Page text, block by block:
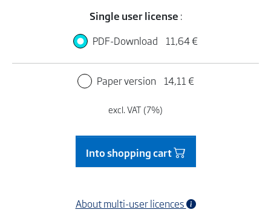
Single user license :
PDF-Download
11,64 €
Paper version 14,11 €
excl. VAT (7%)
Into shopping cart
About multi-user licences